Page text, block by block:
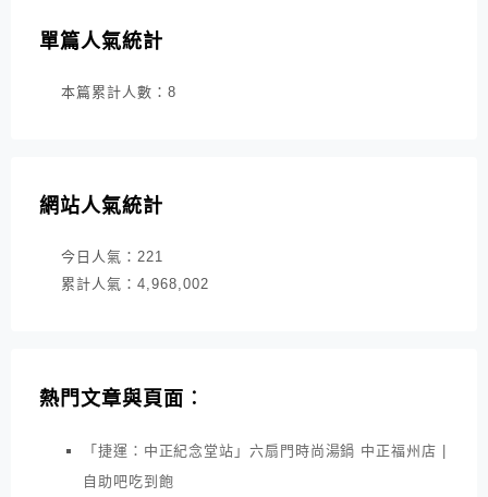
單篇人氣統計
本篇累計人數： 8
網站人氣統計
今日人氣： 221
累計人氣： 4,968,002
熱門文章與頁面︰
「捷運：中正紀念堂站」六扇門時尚湯鍋 中正福州店 |
自助吧吃到飽